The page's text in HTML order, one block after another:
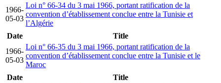
1966-
05-03
Loi n° 66-34 du 3 mai 1966, portant ratification de la
convention d’établissement conclue entre la Tunisie et
l’Algérie
Date
Title
1966-
05-03
Loi n° 66-35 du 3 mai 1966, portant ratification de la
convention d’établissement conclue entre la Tunisie et le
Maroc
Date
Title